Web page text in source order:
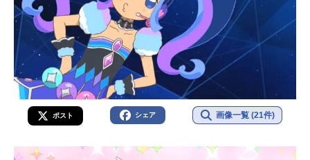
ポスト シェア 画像一覧 (21件)